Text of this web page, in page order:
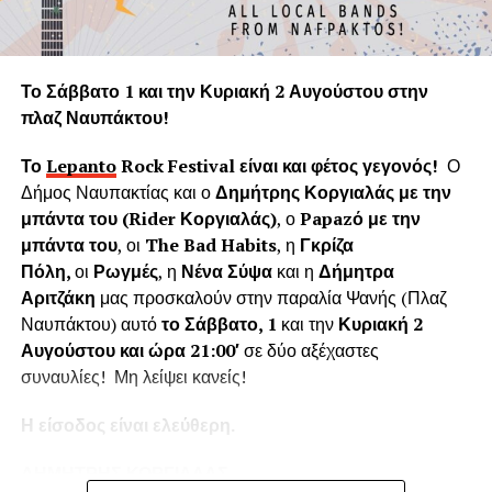
Η «Εφορεία Αρχαιοτήτων Αιτωλοακαρνανίας και
κόπηκαν δημιουργούσαν προβλήματα στο τείχος του
ενετικού κάστρου. Όμως τα δέντρα του κάστρου
προέρχονται από τις δεντροφυτεύσεις που έγιναν
νομίμως από το 1914 έως το 1939 (έγκριση από το
Υπουργείο Εσωτερικών και κατόπιν από το Υπουργείο
Γεωργίας υπό την γραμματεία του Ιωάννη Μπρικόλα) και
βρίσκονται σε απόσταση ασφαλείας από τα τείχη.
Συνεπώς πολλά από τα δέντρα έχουν ηλικία άνω των 100
ετών χωρίς να έχει αναφερθεί κάποιο πρόβλημα στη
στατικότητα των τειχών που να οφείλεται στην πλήρη
ανάπτυξη του ριζικού συστήματος. Το Δασαρχείο
Ναυπάκτου βεβαιώνει ότι δεν υπάρχει σχετική μελέτη ούτε
Το Σάββατο 1 και την Κυριακή 2 Αυγούστου στην
πλαζ Ναυπάκτου!
ΤοLepantoRockFestivalείναι και φέτος γεγονός! Ο
Δήμος Ναυπακτίας και οΔημήτρης Κοργιαλάς με την
μπάντα του (RiderΚοργιαλάς), οPapazό με την
μπάντα του, οι The Bad Habits, η Γκρίζα
Πόλη,οι Ρωγμές, η Νένα Σύψακαι η Δήμητρα
Αριτζάκη μας προσκαλούν στην παραλία Ψανής (Πλαζ
Ναυπάκτου) αυτότο Σάββατο, 1 και τηνΚυριακή 2
Αυγούστου και ώρα 21:00′σε δύο αξέχαστες
συναυλίες! Μη λείψει κανείς!
Η είσοδος είναι ελεύθερη.